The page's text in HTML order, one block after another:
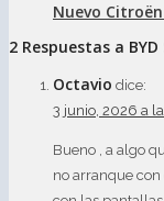
Nuevo
2 Respuestas a
Octavio dice:
3 junio, 2026 a
Bueno , a algo
no arranque